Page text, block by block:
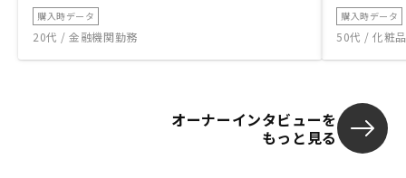
購入時データ
20代 / 金融機関勤務
購入時データ
50代 / 化粧
オーナーインタビューを
もっと見る